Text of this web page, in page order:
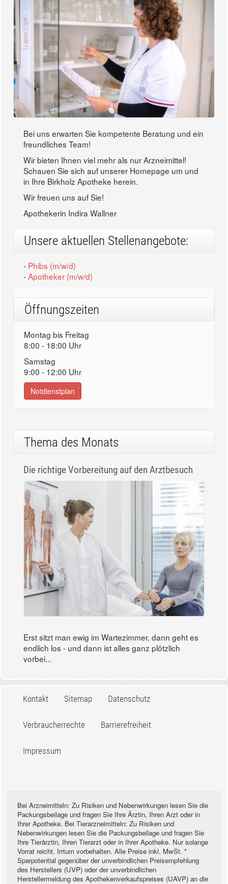
Bei uns erwarten Sie kompetente Beratung und ein
freundliches Team!
Wir bieten Ihnen viel mehr als nur Arzneimittel!
Schauen Sie sich auf unserer Homepage um und
in Ihre Birkholz Apotheke herein.
Wir freuen uns auf Sie!
Apothekerin Indira Wallner
Unsere aktuellen Stellenangebote:
- Phibs (m/w/d)
-Apotheker (m/w/d)
Öffnungszeiten
Montag bis Freitag
8:00 - 18:00 Uhr
Samstag
9:00 - 12:00 Uhr
Notdienstplan
Thema des Monats
Die richtige Vorbereitung auf den Arztbesuch
Erst sitzt man ewig im Wartezimmer, dann geht es
endlich los - und dann ist alles ganz plötzlich
vorbei...
Kontakt Sitemap Datenschutz
Verbraucherrechte Barrierefreiheit
Impressum
Bei Arzneimitteln: Zu Risiken und Nebenwirkungen lesen Sie die
Packungsbeilage und fragen Sie Ihre Ärztin, Ihren Arzt oder in
Ihrer Apotheke. Bei Tierarzneimitteln: Zu Risiken und
Nebenwirkungen lesen Sie die Packungsbeilage und fragen Sie
Ihre Tierärztin, Ihren Tierarzt oder in Ihrer Apotheke. Nur solange
Vorrat reicht. Irrtum vorbehalten. Alle Preise inkl. MwSt. *
Sparpotential gegenüber der unverbindlichen Preisempfehlung
des Herstellers (UVP) oder der unverbindlichen
Herstellermeldung des Apothekenverkaufspreises (UAVP) an die